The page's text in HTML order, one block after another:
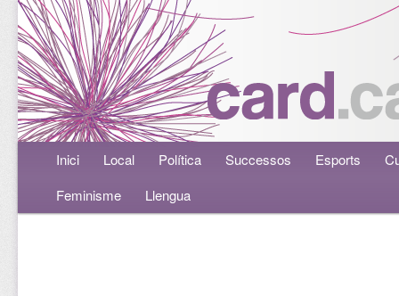
Menú principalAneu al contingut principal
Aneu al contingut secundari
Inici Local Política Successos Esports
Feminisme
Llengua